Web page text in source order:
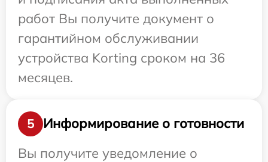
работ Вы получите документ о
гарантийном обслуживании
устройства Korting сроком на 36
месяцев.
5
Информирование о готовности
Вы получите уведомление о